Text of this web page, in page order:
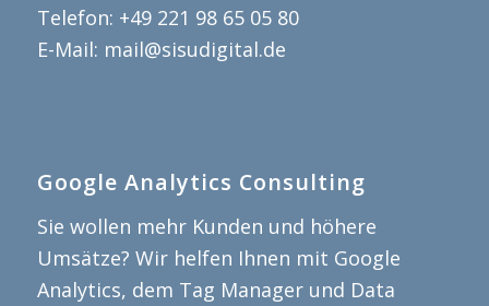
Telefon: +49 221 98 65 05 80
E-Mail: mail@sisudigital.de
Google Analytics Consulting
Sie wollen mehr Kunden und höhere
Umsätze? Wir helfen Ihnen mit Google
Analytics, dem Tag Manager und Data